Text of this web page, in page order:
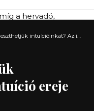
a hervadó,
intuícióinkat? Az intuíció ereje az ezotériában
ereje